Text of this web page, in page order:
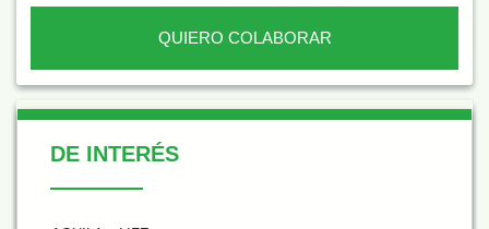
QUIERO COLABORAR
De Interés
DE INTERÉS